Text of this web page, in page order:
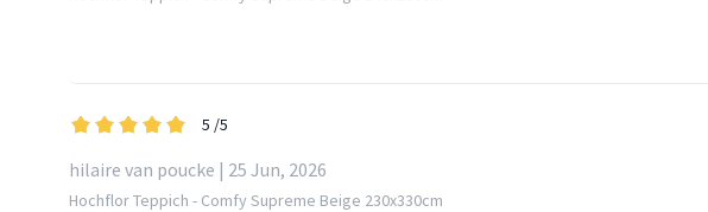
5 /5
hilaire van poucke | 25 Jun, 2026
Hochflor Teppich - Comfy Supreme Beige 230x330cm